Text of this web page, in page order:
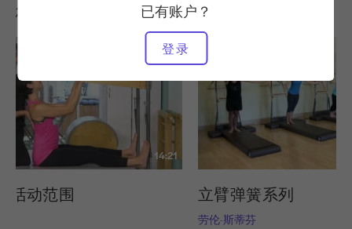
已有账户？
登录
您可能喜欢的其他锻炼
14:21
活动范围 立臂弹簧系列
劳伦-斯蒂芬